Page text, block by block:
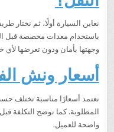
نعاين السيارة أولًا، ثم نختار
باستخدام معدات مخصصة قبل
وجهتها بأمان ودون تعرضها
أسعار ونش
نعتمد أسعارًا مناسبة تختلف
المطلوبة. كما نوضح التكلفة
واضحة للعميل.